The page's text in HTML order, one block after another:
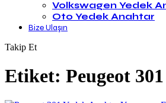
Volkswagen Yedek
Oto Yedek Anahtar
Bize Ulaşın
Takip Et
Etiket: Peugeot